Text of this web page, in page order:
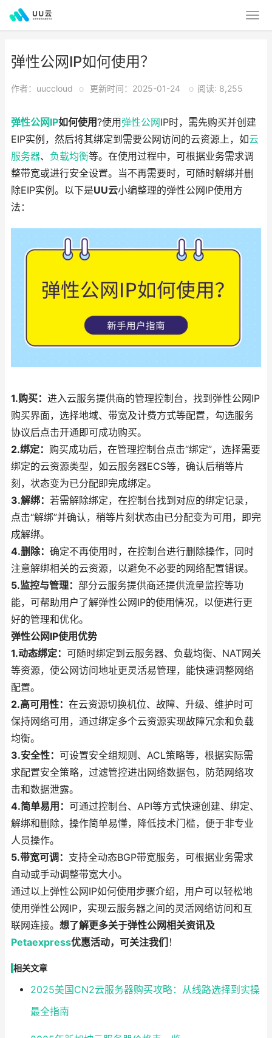
弹性公网IP如何使用？
作者：uuccloud o 更新时间：2025-01-24 o 阅读: 8,255
弹性公网IP如何使用?使用 弹性公网IP时，需先购买并创建
EIP实例，然后将其绑定到需要公网访问的云资源上，如云
服务器、 负载均衡等。在使用过程中，可根据业务需求调
整带宽或进行安全设置。当不再需要时，可随时解绑并删
除EIP实例。以下是UU云小编整理的弹性公网IP使用方
法：
1.购买： 进入云服务提供商的管理控制台，找到弹性公网IP
购买界面，选择地域、带宽及计费方式等配置，勾选服务
协议后点击开通即可成功购买。
2.绑定： 购买成功后，在管理控制台点击“绑定”，选择需要
绑定的云资源类型，如云服务器ECS等，确认后稍等片
刻，状态变为已分配即完成绑定。
3.解绑： 若需解除绑定，在控制台找到对应的绑定记录，
点击“解绑”并确认，稍等片刻状态由已分配变为可用，即完
成解绑。
4.删除： 确定不再使用时，在控制台进行删除操作，同时
注意解绑相关的云资源，以避免不必要的网络配置错误。
5.监控与管理： 部分云服务提供商还提供流量监控等功
能，可帮助用户了解弹性公网IP的使用情况，以便进行更
好的管理和优化。
弹性公网IP使用优势
1.动态绑定： 可随时绑定到云服务器、负载均衡、NAT网关
等资源，使公网访问地址更灵活易管理，能快速调整网络
配置。
2.高可用性： 在云资源切换机位、故障、升级、维护时可
保持网络可用，通过绑定多个云资源实现故障冗余和负载
均衡。
3.安全性： 可设置安全组规则、ACL策略等，根据实际需
求配置安全策略，过滤管控进出网络数据包，防范网络攻
击和数据泄露。
4.简单易用： 可通过控制台、API等方式快速创建、绑定、
解绑和删除，操作简单易懂，降低技术门槛，便于非专业
人员操作。
5.带宽可调： 支持全动态BGP带宽服务，可根据业务需求
自动或手动调整带宽大小。
通过以上弹性公网IP如何使用步骤介绍，用户可以轻松地
使用弹性公网IP，实现云服务器之间的灵活网络访问和互
联网连接。 想了解更多关于弹性公网相关资讯及
Petaexpress优惠活动，可关注我们 ！
相关文章
2025美国CN2云服务器购买攻略：从线路选择到实操
最全指南